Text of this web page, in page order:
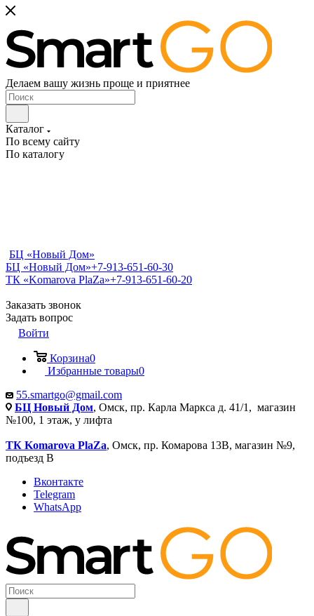
Делаем вашу жизнь проще и приятнее
Каталог
По всему сайту
По каталогу
БЦ «Новый Дом»
БЦ «Новый Дом»+7-913-651-60-30
ТК «Komarova PlaZa»+7-913-651-60-20
Заказать звонок
Задать вопрос
Войти
Корзина0
Избранные товары0
55.smartgo@gmail.com
БЦ Новый Дом, Омск, пр. Карла Маркса д. 41/1, магазин
№100, 1 этаж, у лифта
ТК Komarova PlaZa, Омск, пр. Комарова 13В, магазин №9,
подъезд В
Вконтакте
Telegram
WhatsApp